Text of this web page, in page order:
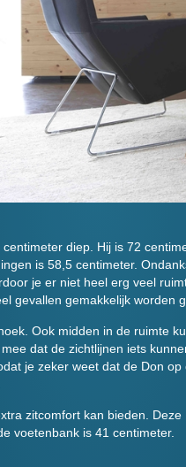
diep. Hij is 72
is 58,5 centimeter.
je er niet heel erg veel
gevallen gemakkelijk worden
Ook midden in de ruimte
dat de zichtlijnen iets
je zeker weet dat de Don op
zitcomfort kan bieden.
voetenbank is 41 centimeter.